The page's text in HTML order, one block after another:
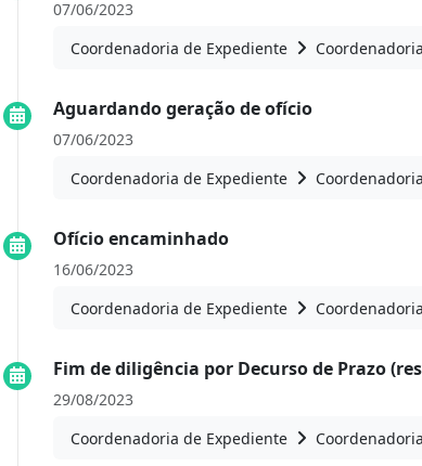
07/06/2023
Coordenadoria de Expediente
Aguardando geração de ofício
07/06/2023
Coordenadoria de Expediente
Ofício encaminhado
16/06/2023
Coordenadoria de Expediente
Fim de diligência por Decurso de Prazo
29/08/2023
Coordenadoria de Expediente